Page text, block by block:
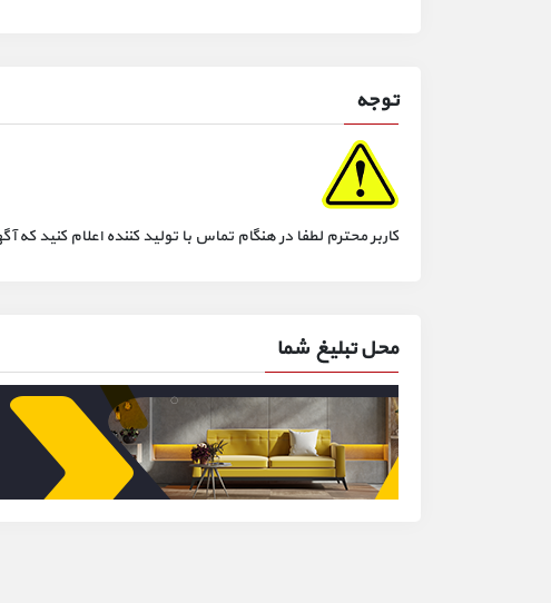
توجه
کاربر محترم لطفا در هنگام تماس با تولید کننده اعلام کنید
محل تبلیغ شما